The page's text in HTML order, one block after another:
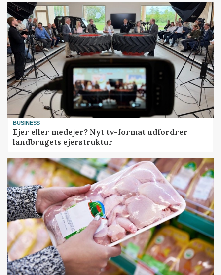
BUSINESS
Ejer eller medejer? Nyt tv-format udfordrer
landbrugets ejerstruktur